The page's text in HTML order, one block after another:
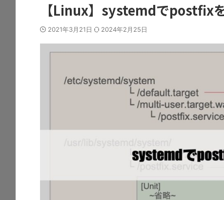
【Linux】systemdでpostfix
2021年3月21日 2024年2月25日